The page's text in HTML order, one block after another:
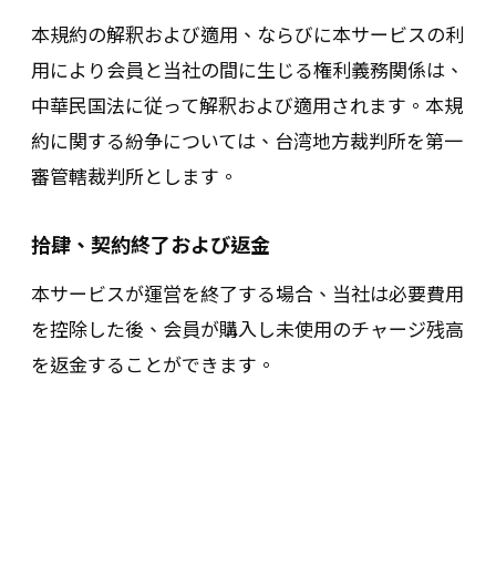
本規約の解釈および適用、ならびに本サービスの利
用により会員と当社の間に生じる権利義務関係は、
中華民国法に従って解釈および適用されます。本規
約に関する紛争については、台湾地方裁判所を第一
審管轄裁判所とします。
拾肆、契約終了および返金
本サービスが運営を終了する場合、当社は必要費用
を控除した後、会員が購入し未使用のチャージ残高
を返金することができます。